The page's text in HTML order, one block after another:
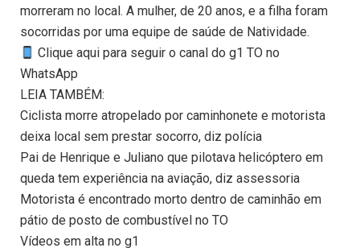
morreram no local. A mulher, de 20 anos, e a filha foram
socorridas por uma equipe de saúde de Natividade.
Clique aqui para seguir o canal do g1 TO no
WhatsApp
LEIA TAMBÉM:
Ciclista morre atropelado por caminhonete e motorista
deixa local sem prestar socorro, diz polícia
Pai de Henrique e Juliano que pilotava helicóptero em
queda tem experiência na aviação, diz assessoria
Motorista é encontrado morto dentro de caminhão em
pátio de posto de combustível no TO
Vídeos em alta no g1